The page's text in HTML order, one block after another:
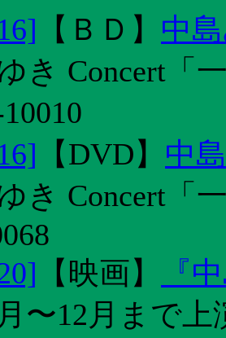
【 ＢＤ 】 中
き Concert
【DVD】 中
き Concert
【 映画】
『
〜12月まで